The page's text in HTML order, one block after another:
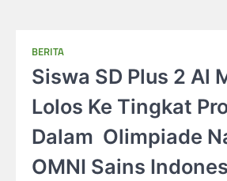
BERITA
Siswa SD Plus 2 Al
Lolos Ke Tingkat
Dalam Olimpiade
OMNI Sains